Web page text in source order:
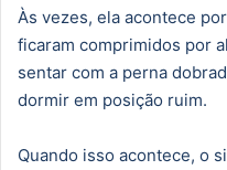
Às vezes, ela acontece
ficaram comprimidos por
sentar com a perna
dormir em posição ruim.
Quando isso acontece, o